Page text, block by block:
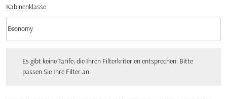
Kabinenklasse
Kabinenklasse option Economy Selected
Economy
keyboard_arrow_down
Es gibt keine Tarife, die Ihren Filterkriterien entsprechen. Bitte
passen Sie Ihre Filter an.